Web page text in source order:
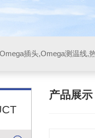
产品展示